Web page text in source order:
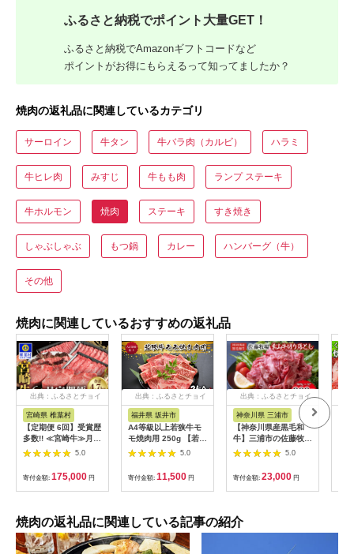
ふるさと納税でポイント大量GET！
ふるさと納税でAmazonギフトコードなど
ポイントがお得にもらえるって知ってましたか？
焼肉の返礼品に関連しているカテゴリ
サーロイン 牛タン 牛バラ肉（カルビ） ハラミ
牛ヒレ肉 みすじ 牛もも肉 ランプ ステーキ
牛ホルモン 焼肉 ステーキ すき焼き
しゃぶしゃぶ もつ鍋 カレー ハンバーグ（牛）
その他
焼肉に関連しているおすすめの返礼品
出典：ふるさとチョイ
ス
宮崎県 椎葉村
【定期便 6回】受賞歴
多数!! ≪宮崎牛≫月に
一度のお楽しみ定期便
【総重量4.75Kg】
【ステーキ・焼肉・す
き焼き・しゃぶしゃ
ぶ】送料無料 宮崎県
県産 ブランド牛 牛肉
牛 和牛 肉 肩ロース
ヒレ もも ロース うで
ばら 牛丼 うまい 美味
5.0
寄付金額: 175,000 円
出典：ふるさとチョイ
ス
福井県 坂井市
A4等級以上若狭牛モ
モ焼肉用 250g 【若狭
牛 焼肉 焼き肉 A4 等
級 国産和牛 黒毛和牛
黒毛和種 ブランド牛
和牛 肉 牛 牛肉 もも
肉 モモ肉 坂井市 福井
10702]
5.0
寄付金額: 11,500 円
出典：ふるさとチョイ
神奈川県 三浦市
【神奈川県産黒毛和
牛】三浦市の佐藤牧場
が育てた葉山牛 切り
落とし3P M079-
5.0
寄付金額: 23,000 円
焼肉の返礼品に関連している記事の紹介